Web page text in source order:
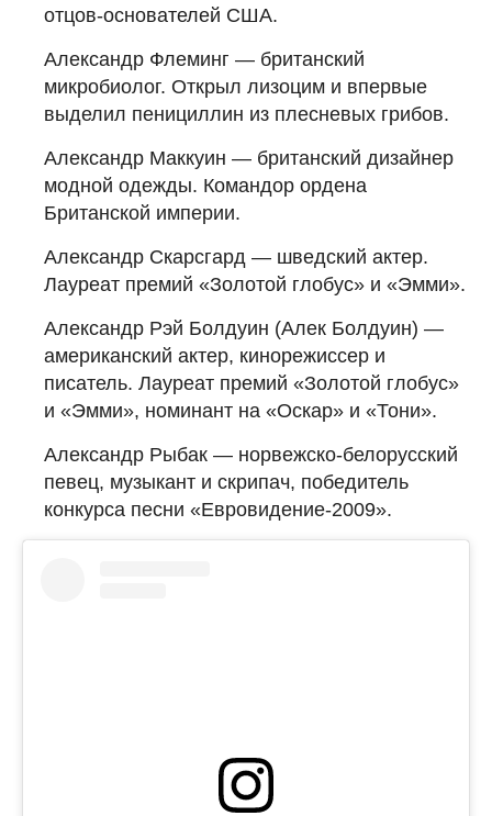
отцов-основателей США.
Александр Флеминг — британский
микробиолог. Открыл лизоцим и впервые
выделил пенициллин из плесневых грибов.
Александр Маккуин — британский дизайнер
модной одежды. Командор ордена
Британской империи.
Александр Скарсгард — шведский актер.
Лауреат премий «Золотой глобус» и «Эмми».
Александр Рэй Болдуин (Алек Болдуин) —
американский актер, кинорежиссер и
писатель. Лауреат премий «Золотой глобус»
и «Эмми», номинант на «Оскар» и «Тони».
Александр Рыбак — норвежско-белорусский
певец, музыкант и скрипач, победитель
конкурса песни «Евровидение-2009».